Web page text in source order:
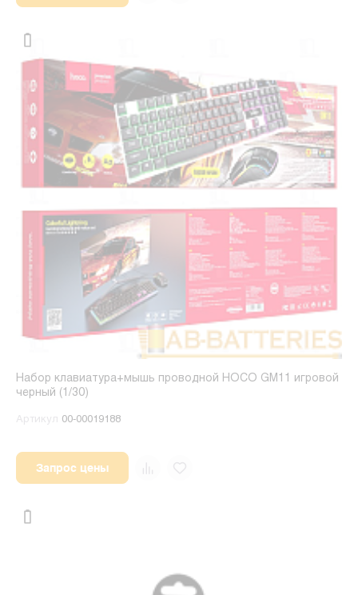
Набор клавиатура+мышь проводной HOCO GM11 игровой
черный (1/30)
Артикул 00-00019188
Запрос цены